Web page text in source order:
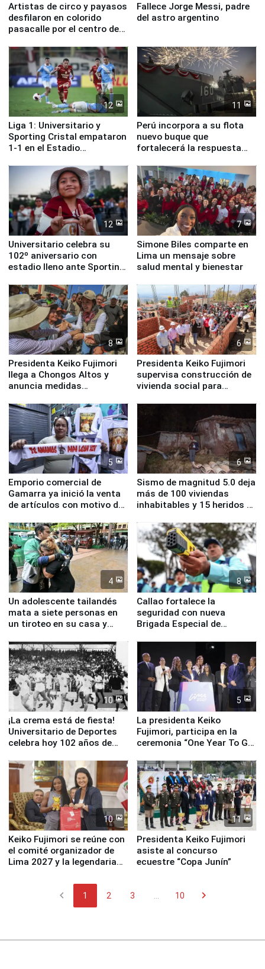
Artistas de circo y payasos
desfilaron en colorido
pasacalle por el centro de
Fallece Jorge Messi, padre
del astro argentino
12
Liga 1: Universitario y
Sporting Cristal empataron
1-1 en el Estadio
11
Perú incorpora a su flota
nuevo buque que
fortalecerá la respuesta
12
Universitario celebra su
102º aniversario con
estadio lleno ante Sporting
7
Simone Biles comparte en
Lima un mensaje sobre
salud mental y bienestar
8
Presidenta Keiko Fujimori
llega a Chongos Altos y
anuncia medidas
educación, salud y empleo
6
Presidenta Keiko Fujimori
supervisa construcción de
vivienda social para
5
Emporio comercial de
Gamarra ya inició la venta
de artículos con motivo de
6
Sismo de magnitud 5.0 deja
más de 100 viviendas
inhabitables y 15 heridos en
4
Un adolescente tailandés
mata a siete personas en
un tiroteo en su casa y
8
Callao fortalece la
seguridad con nueva
Brigada Especial de
equipamiento para
Serenazgo
10
¡La crema está de fiesta!
Universitario de Deportes
celebra hoy 102 años de
5
La presidenta Keiko
Fujimori, participa en la
ceremonia “One Year To Go
10
Keiko Fujimori se reúne con
el comité organizador de
Lima 2027 y la legendaria
11
Presidenta Keiko Fujimori
asiste al concurso
ecuestre “Copa Junín”
chevron_left 1 2 3 10 chevron_right